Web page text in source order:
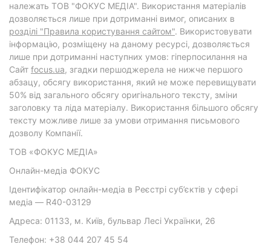
належать ТОВ "ФОКУС МЕДІА". Використання матеріалів
дозволяється лише при дотриманні вимог, описаних в
розділі "Правила користування сайтом". Використовувати
інформацію, розміщену на даному ресурсі, дозволяється
лише при дотриманні наступних умов: гіперпосилання на
Cайт focus.ua, згадки першоджерела не нижче першого
абзацу, обсягу використання, який не може перевищувати
50% від загального обсягу оригінального тексту, зміни
заголовку та ліда матеріалу. Використання більшого обсягу
тексту можливе лише за умови отримання письмового
дозволу Компанії.
ТОВ «ФОКУС МЕДІА»
Онлайн-медіа ФОКУС
Ідентифікатор онлайн-медіа в Реєстрі суб’єктів у сфері
медіа — R40-03129
Адреса: 01133, м. Київ, бульвар Лесі Українки, 26
Телефон: +38 044 207 45 54